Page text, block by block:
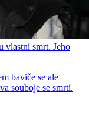
vlastní smrt. Jeho
baviče se ale
souboje se smrtí.